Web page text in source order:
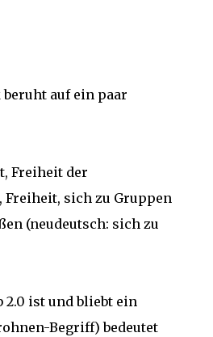
auf ein paar
Freiheit der
Freiheit, sich zu Gruppen
(neudeutsch: sich zu
2.0 ist und bliebt ein
Begriff) bedeutet